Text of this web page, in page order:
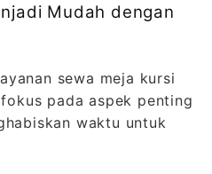
Mudah dengan
sewa meja kursi
pada aspek penting
waktu untuk